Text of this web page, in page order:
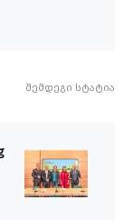
შემდეგი სტატია